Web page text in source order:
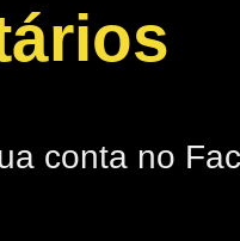
conta no